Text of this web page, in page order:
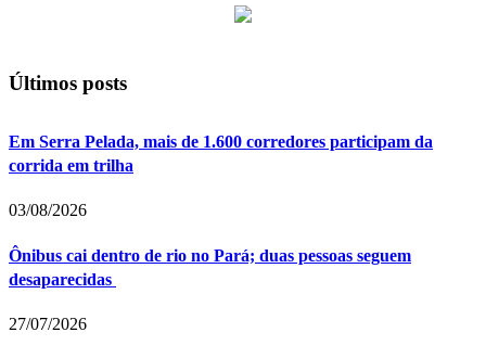
Últimos posts
Em Serra Pelada, mais de 1.600 corredores participam da
corrida em trilha
03/08/2026
Ônibus cai dentro de rio no Pará; duas pessoas seguem
desaparecidas
27/07/2026